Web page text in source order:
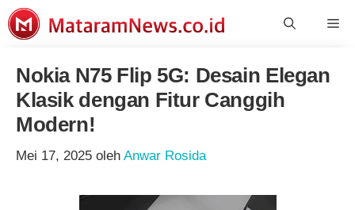
Langsung
ke
Nokia N75 Flip 5G: Desain Elegan
Klasik dengan Fitur Canggih
Modern!
Mei 17, 2025 oleh Anwar Rosida